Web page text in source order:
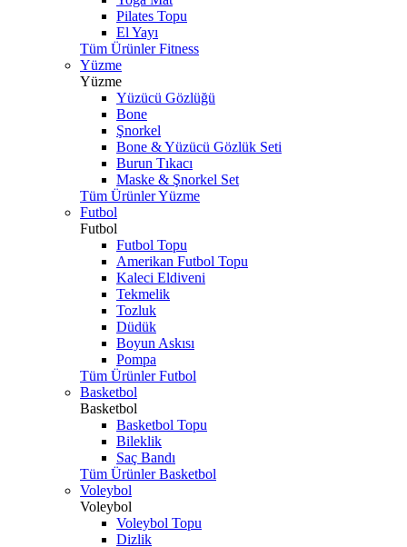
Pilates Topu
El Yayı
Tüm Ürünler Fitness
Yüzme
Yüzme
Yüzücü Gözlüğü
Bone
Şnorkel
Bone & Yüzücü Gözlük Seti
Burun Tıkacı
Maske & Şnorkel Set
Tüm Ürünler Yüzme
Futbol
Futbol
Futbol Topu
Amerikan Futbol Topu
Kaleci Eldiveni
Tekmelik
Tozluk
Düdük
Boyun Askısı
Pompa
Tüm Ürünler Futbol
Basketbol
Basketbol
Basketbol Topu
Bileklik
Saç Bandı
Tüm Ürünler Basketbol
Voleybol
Voleybol
Voleybol Topu
Dizlik